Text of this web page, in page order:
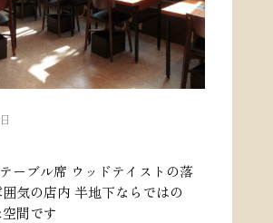
ーブル席 ウッドテイストの落
気の店内 半地下ならではの
間です